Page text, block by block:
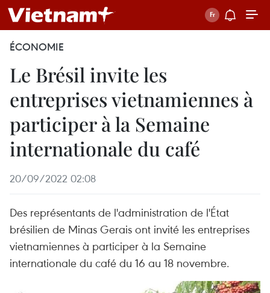
ÉCONOMIE
Le Brésil invite les
entreprises vietnamiennes à
participer à la Semaine
internationale du café
20/09/2022 02:08
Des représentants de l'administration de l'État
brésilien de Minas Gerais ont invité les entreprises
vietnamiennes à participer à la Semaine
internationale du café du 16 au 18 novembre.